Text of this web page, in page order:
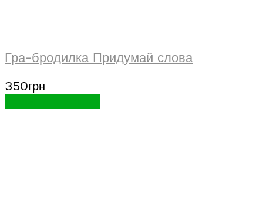
Гра-бродилка Придумай слова
350грн